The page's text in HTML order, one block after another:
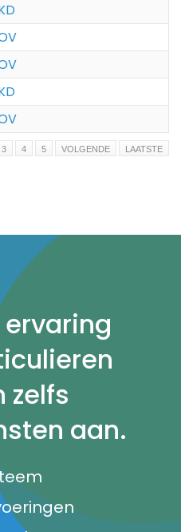
3 4 5 VOLGENDE LAATSTE
ervaring
zelfs
aan.